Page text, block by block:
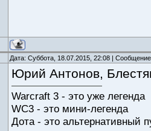
Дата: Суббота, 18.07.2015, 22:08 |
Юрий Антонов,
Warcraft 3 - это уже легенда
WC3 - это мини-легенда
Дота - это альтернативный